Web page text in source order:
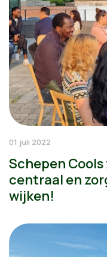
01 juli 2022
Schepen
centraal en
wijken!